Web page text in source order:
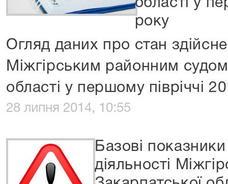
області у
року
Огляд даних про стан
Міжгірським районним
області у першому півріччі
28 липня 2014, 10:55
Базові
діяльності